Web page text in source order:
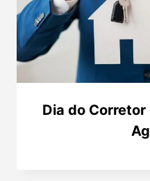
Dia do